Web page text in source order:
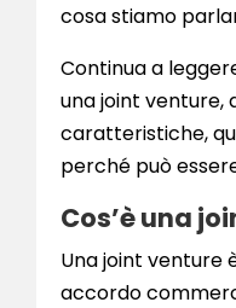
cosa stiamo
Continua a
una joint venture,
caratteristiche,
perché può
Cos’è una
Una joint venture
accordo